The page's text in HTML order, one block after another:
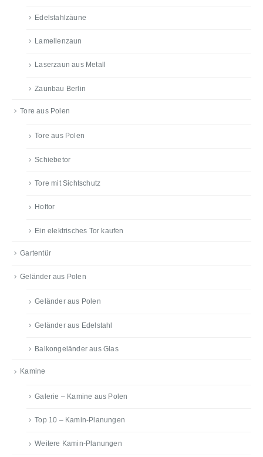
Edelstahlzäune
Lamellenzaun
Laserzaun aus Metall
Zaunbau Berlin
Tore aus Polen
Tore aus Polen
Schiebetor
Tore mit Sichtschutz
Hoftor
Ein elektrisches Tor kaufen
Gartentür
Geländer aus Polen
Geländer aus Polen
Geländer aus Edelstahl
Balkongeländer aus Glas
Kamine
Galerie – Kamine aus Polen
Top 10 – Kamin-Planungen
Weitere Kamin-Planungen